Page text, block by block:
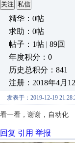
关注 私信
精华：0帖
求助：0帖
帖子：1帖 | 89回
年度积分：0
历史总积分：841
注册：2018年4月
发表于：2019-12-19
看一看，谢谢，自动化
回复 引用 举报